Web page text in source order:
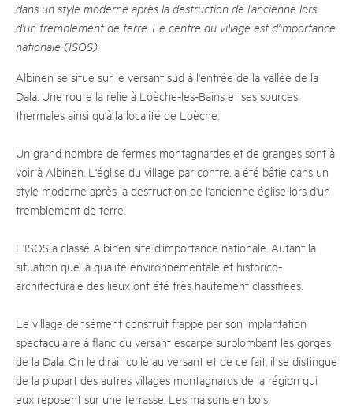
dans un style moderne après la destruction de l'ancienne lors
d'un tremblement de terre. Le centre du village est d'importance
nationale (ISOS).
Albinen se situe sur le versant sud à l'entrée de la vallée de la
Dala. Une route la relie à Loèche-les-Bains et ses sources
thermales ainsi qu'à la localité de Loèche.
Un grand nombre de fermes montagnardes et de granges sont à
voir à Albinen. L'église du village par contre, a été bâtie dans un
style moderne après la destruction de l'ancienne église lors d'un
tremblement de terre.
L'ISOS a classé Albinen site d'importance nationale. Autant la
situation que la qualité environnementale et historico-
architecturale des lieux ont été très hautement classifiées.
Le village densément construit frappe par son implantation
spectaculaire à flanc du versant escarpé surplombant les gorges
de la Dala. On le dirait collé au versant et de ce fait, il se distingue
de la plupart des autres villages montagnards de la région qui
eux reposent sur une terrasse. Les maisons en bois